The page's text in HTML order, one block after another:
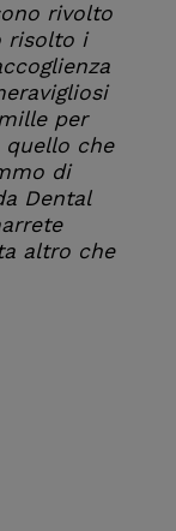
rivolto
risolto i
per
che
di
Dental
altro che